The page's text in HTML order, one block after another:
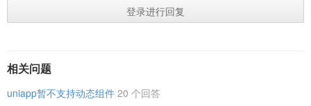
登录进行回复
相关问题
uniapp暂不支持动态组件 20 个回答